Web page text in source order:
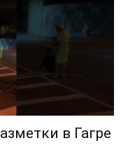
в Гагре